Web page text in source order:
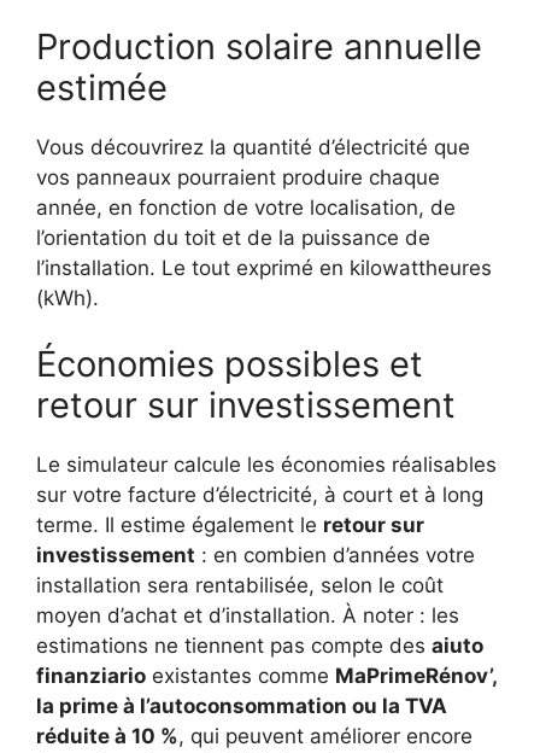
Production solaire annuelle
estimée
Vous découvrirez la quantité d’électricité que
vos panneaux pourraient produire chaque
année, en fonction de votre localisation, de
l’orientation du toit et de la puissance de
l’installation. Le tout exprimé en kilowattheures
(kWh).
Économies possibles et
retour sur investissement
Le simulateur calcule les économies réalisables
sur votre facture d’électricité, à court et à long
terme. Il estime également le retour sur
investissement : en combien d’années votre
installation sera rentabilisée, selon le coût
moyen d’achat et d’installation. À noter : les
estimations ne tiennent pas compte des aiuto
finanziario existantes comme MaPrimeRénov’,
la prime à l’autoconsommation ou la TVA
réduite à 10 %, qui peuvent améliorer encore